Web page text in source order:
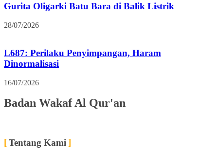
Gurita Oligarki Batu Bara di Balik Listrik
28/07/2026
L687: Perilaku Penyimpangan, Haram
Dinormalisasi
16/07/2026
Badan Wakaf Al Qur'an
Tentang Kami